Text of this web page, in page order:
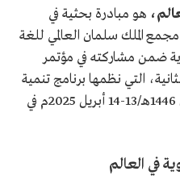
هو مبادرة بحثية في
الملك سلمان العالمي للغة
ضمن مشاركته في مؤتمر
التي نظمها برنامج تنمية
القدرات البشرية من 15 - 16 شوال 1446هـ/13-14 أبريل 2025م في
في العالم